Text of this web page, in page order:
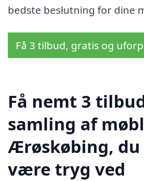
bedste beslutning for dine
Få 3 tilbud, gratis og
Få nemt 3
samling af
Ærøskøbing, du
være tryg ved